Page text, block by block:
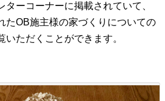
ターコーナーに掲載されていて、
たOB施主様の家づくりについての
ただくことができます。